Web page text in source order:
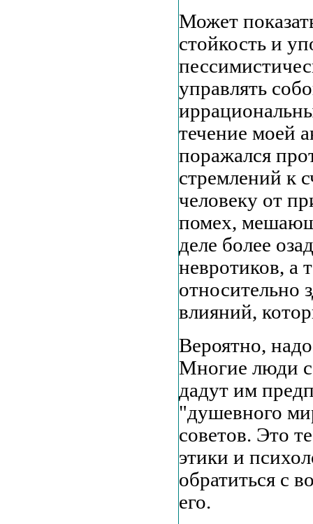
Может
стойкость и
управлять
течение моей
поражался
стремлений к
человеку от
помех,
деле более
невротиков, а
относительно
влияний,
Вероятно,
Многие люди
дадут им
"душевного
советов. Это
этики и
обратиться с
его.